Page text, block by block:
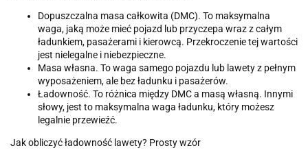
Dopuszczalna masa całkowita (DMC). To maksymalna
waga, jaką może mieć pojazd lub przyczepa wraz z całym
ładunkiem, pasażerami i kierowcą. Przekroczenie tej wartości
jest nielegalne i niebezpieczne.
Masa własna. To waga samego pojazdu lub lawety z pełnym
wyposażeniem, ale bez ładunku i pasażerów.
Ładowność. To różnica między DMC a masą własną. Innymi
słowy, jest to maksymalna waga ładunku, który możesz
legalnie przewieźć.
Jak obliczyć ładowność lawety? Prosty wzór